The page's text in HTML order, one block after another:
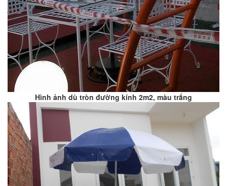
Hình ảnh dù tròn đường kính 2m2, màu trắng